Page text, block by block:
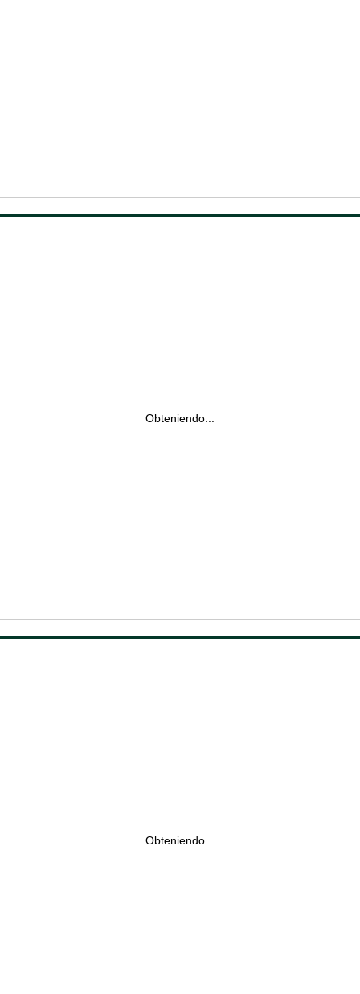
Obteniendo...
Obteniendo...